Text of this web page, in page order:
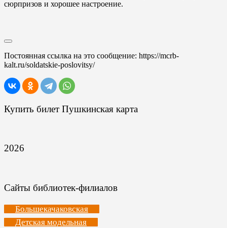
сюрпризов и хорошее настроение.
Постоянная ссылка на это сообщение: https://mcrb-
kalt.ru/soldatskie-poslovitsy/
Купить билет Пушкинская карта
2026
Сайты библиотек-филиалов
Большекачаковская
Детская модельная